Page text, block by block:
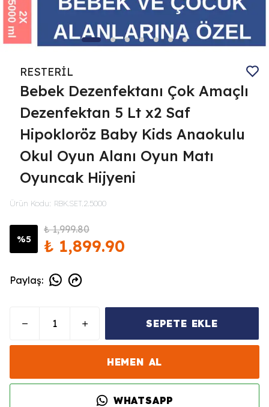
RESTERİL
Bebek Dezenfektanı Çok Amaçlı
Dezenfektan 5 Lt x2 Saf
Hipokloröz Baby Kids Anaokulu
Okul Oyun Alanı Oyun Matı
Oyuncak Hijyeni
Ürün Kodu: RBK.SET.2.5000
%5
₺ 1,999.80
₺ 1,899.90
Paylaş:
SEPETE EKLE
HEMEN AL
WHATSAPP